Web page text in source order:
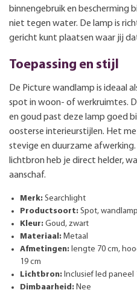
binnengebruik en bescherming
niet tegen water. De lamp is
gericht kunt plaatsen waar jij
Toepassing en stijl
De Picture wandlamp is ideaal
spot in woon- of werkruimtes.
en goud past deze lamp goed
oosterse interieurstijlen. Het
stevige en duurzame
lichtbron heb je direct helder,
aanschaf.
Merk: Searchlight
Productsoort: Spot, wandlamp
Kleur: Goud, zwart
Materiaal: Metaal
Afmetingen: lengte 70 cm,
19 cm
Lichtbron: Inclusief led paneel
Dimbaarheid: Nee